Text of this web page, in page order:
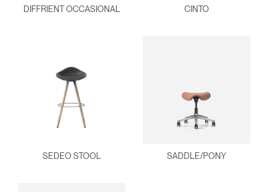
DIFFRIENT OCCASIONAL CINTO
SEDEO STOOL SADDLE/PONY